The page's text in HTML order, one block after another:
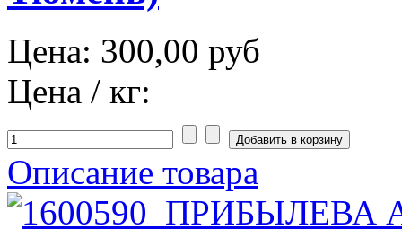
Цена: 300,00 руб
Цена / кг:
Описание товара